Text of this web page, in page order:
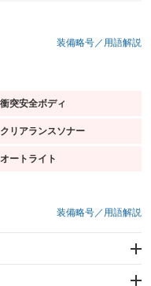
装備略号／用語解説
衝突安全ボディ
：装備あり
クリアランスソナー
：装備あり
オートライト
：装備あり
装備略号／用語解説